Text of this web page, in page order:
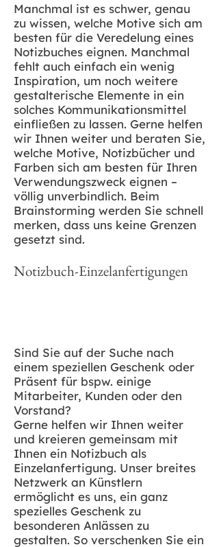
Manchmal ist es schwer, genau
zu wissen, welche Motive sich am
besten für die Veredelung eines
Notizbuches eignen. Manchmal
fehlt auch einfach ein wenig
Inspiration, um noch weitere
gestalterische Elemente in ein
solches Kommunikationsmittel
einfließen zu lassen. Gerne helfen
wir Ihnen weiter und beraten Sie,
welche Motive, Notizbücher und
Farben sich am besten für Ihren
Verwendungszweck eignen –
völlig unverbindlich. Beim
Brainstorming werden Sie schnell
merken, dass uns keine Grenzen
gesetzt sind.
Notizbuch-Einzelanfertigungen
Sind Sie auf der Suche nach
einem speziellen Geschenk oder
Präsent für bspw. einige
Mitarbeiter, Kunden oder den
Vorstand?
Gerne helfen wir Ihnen weiter
und kreieren gemeinsam mit
Ihnen ein Notizbuch als
Einzelanfertigung. Unser breites
Netzwerk an Künstlern
ermöglicht es uns, ein ganz
spezielles Geschenk zu
besonderen Anlässen zu
gestalten. So verschenken Sie ein